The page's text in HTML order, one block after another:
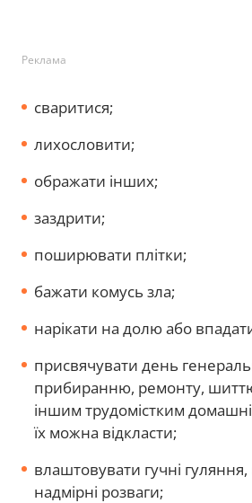
Реклама
сваритися;
лихословити;
ображати інших;
заздрити;
поширювати плітки;
бажати комусь зла;
нарікати на долю або
присвячувати день
прибиранню, ремонту,
іншим трудомістким
їх можна відкласти;
влаштовувати гучні
надмірні розваги;